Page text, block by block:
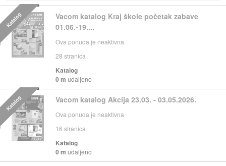
Vacom katalog Kraj škole početak zabave
01.06.-19....
Ova ponuda je neaktivna
28 stranica
Katalog
0 m udaljeno
Katalog
Vacom katalog Akcija 23.03. - 03.05.2026.
Ova ponuda je neaktivna
16 stranica
Katalog
0 m udaljeno
Katalog